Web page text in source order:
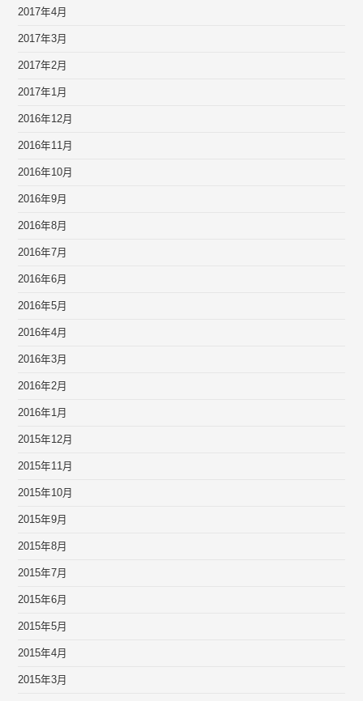
2017年4月
2017年3月
2017年2月
2017年1月
2016年12月
2016年11月
2016年10月
2016年9月
2016年8月
2016年7月
2016年6月
2016年5月
2016年4月
2016年3月
2016年2月
2016年1月
2015年12月
2015年11月
2015年10月
2015年9月
2015年8月
2015年7月
2015年6月
2015年5月
2015年4月
2015年3月